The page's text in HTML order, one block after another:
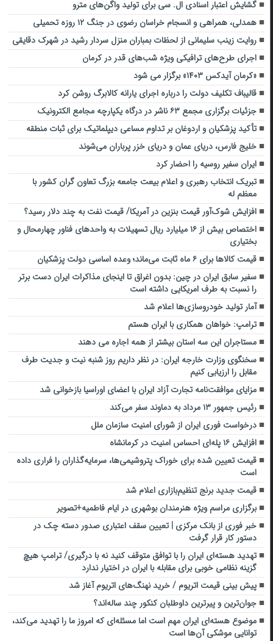
گشایش اعتبار اسنادی ال. سی برای تولید واگن‌های مترو
همدلی، همراهی و انسجام خراسان رضوی در جنگ ۱۲ روزه تحمیلی
روایت زینب سلیمانی از لحظات بمباران منزل سردار رشید در شهرک دقایقی
اجرای طرح‌های ترافیکی ویژه شب‌های قدر در کرمان
«کرمان آیدکس ۱۴۰۳» برگزار می شود
قالیباف تکلیف دولت را درباره اجرای یارانه کالابرگ روشن کرد
جزئیات برگزاری مجمع ۶۳ ناشر در درگاه یکپارچه مجامع الکترونیک
تأکید پزشکیان و اردوغان بر تداوم مساعی دیپلماتیک برای ثبات منطقه
خلیج فارس، دریای عمان و دریای خزر پرباران می‌شوند
ایران سفیر روسیه را احضار کرد
تبریک انتخاب رهبری و اعلام بیعت جامعه بزرگ تعاون گران کشور با
معظم له
افزایش شوک‌آور قیمت بنزین در آمریکا/ قیمت نفت به چند دلار رسید؟
اختصاص بیش از ۱۶ میلیارد ریال تسهیلات به واحدهای فناور چهارمحال و
بختیاری
قیمت کالاها برای ۶ ماه ثابت می‌ماند؛ وعده اساسی دولت پزشکیان
سفیر سابق ایران در چین: بدون اغراق تا اینجای مذاکرات ایران دست برتر
را نسبت به طرف امریکایی داشته است
آمار تولید خودروسازی‌ها اعلام شد
ترامپ: خواهان همکاری با ایران هستم
مستاجران این سه استان بیشتر از همه اجاره می دهند
سخنگوی وزارت خارجه ایران: در نظر داریم روز شنبه نیت و جدیت طرف
مقابل را ارزیابی کنیم
مزایای موافقت‌نامه تجارت آزاد ایران با اعضای اوراسیا بازخوانی شد
رئیس جمهور ۱۳ مرداد به دماوند سفر می‌کند
درخواست فوری ایران از شورای امنیت سازمان ملل
افزایش ۱۶ پله‌ای احساس امنیت در کرمانشاه
قیمت تعیین شده برای خوراک پتروشیمی‌ها، سرمایه‌گذاران را فراری داده
است
قیمت جدید برنج تنظیم‌بازاری اعلام شد
برگزاری مراسم ویژه هنرمندان بوشهری در ایام فاطمیه+تصویر
خبر فوری از بانک مرکزی | تعیین سقف اعتباری صدور دسته چک در
دستور کار قرار گرفت
تهدید هسته‌ای ایران را با توافق متوقف کنید نه با درگیری/ ترامپ هیچ
گزینه نظامی خوبی برای مقابله با ایران در اختیار ندارد
پیش بینی قیمت اتریوم / خرید نهنگ‌های اتریوم آغاز شد
جوان‌ترین و پیرترین داوطلبان کنکور چند ساله‌اند؟
موضوع هسته‌ای ایران مهم است اما مسئله‌ای که امروز ما را تهدید می‌کند،
توانایی موشکی آن‌ها است